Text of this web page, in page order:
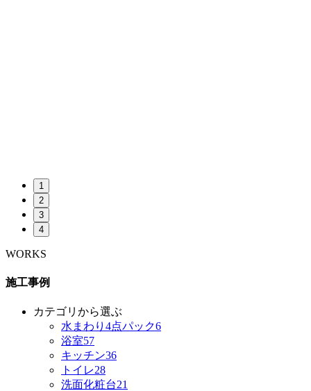
1
2
3
4
WORKS
施工事例
カテゴリから選ぶ
水まわり4点パック6
浴室57
キッチン36
トイレ28
洗面化粧台21